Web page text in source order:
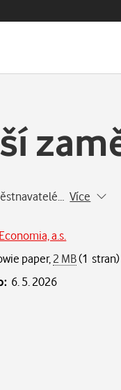
Více
Economia, a.s.
paper, 2 MB(1 stran)
6. 5. 2026